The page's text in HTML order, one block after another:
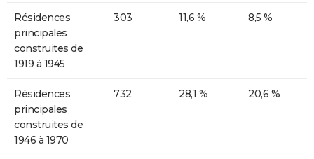
Résidences
principales
construites de
1919 à 1945
303 11,6 % 8,5 %
Résidences
principales
construites de
1946 à 1970
732 28,1 % 20,6 %